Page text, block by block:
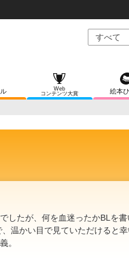
Web
コンテンツ大賞
絵本
したが、何を血迷ったかBLを書
温かい目で見ていただけると
。